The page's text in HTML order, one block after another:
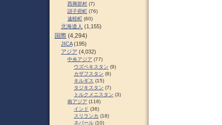
西興部村 (7)
訓子府町 (76)
遠軽町 (60)
北海道人 (1,155)
国際 (4,294)
JICA(195)
アジア (4,032)
中央アジア (77)
ウズベキスタン (9)
カザフスタン (6)
キルギス (15)
タジキスタン (7)
トルクメニスタン (3)
南アジア (118)
インド (36)
スリランカ (18)
ネパール (10)